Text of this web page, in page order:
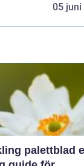
05 juni
palettblad en